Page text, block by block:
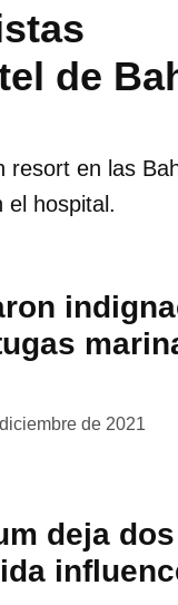
de
resort en las
el hospital.
de 2021
deja